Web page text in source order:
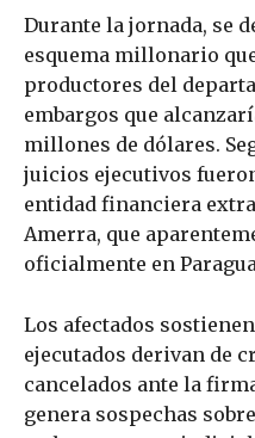
Durante la jornada, se
esquema millonario
productores del
embargos que
millones de dólares.
juicios ejecutivos
entidad financiera
Amerra, que
oficialmente en
Los afectados
ejecutados derivan de
cancelados ante la
genera sospechas